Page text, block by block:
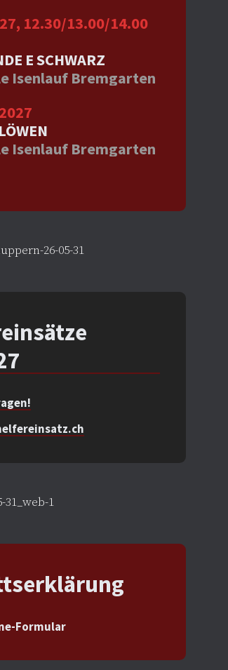
12.30/13.00/14.00
E SCHWARZ
Isenlauf Bremgarten
Isenlauf Bremgarten
Formular